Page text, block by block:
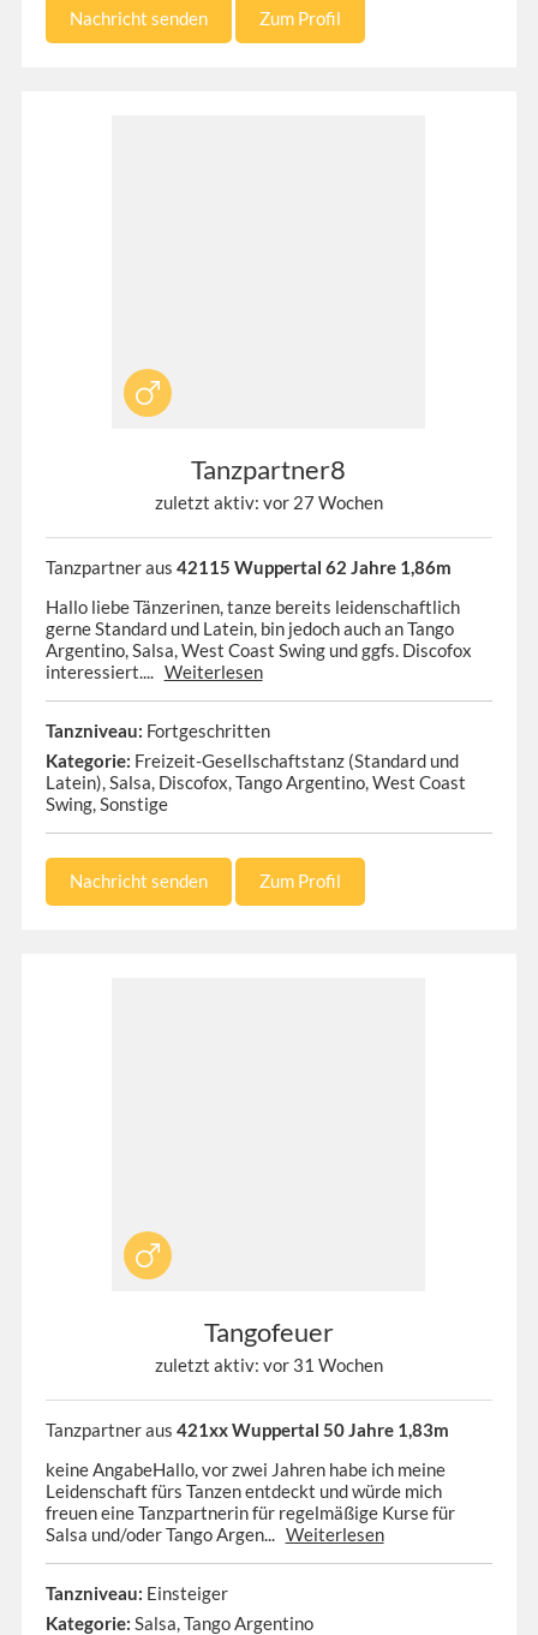
Nachricht senden Zum Profil
Tanzpartner8
zuletzt aktiv: vor 27 Wochen
Tanzpartner aus 42115 Wuppertal 62 Jahre 1,86m
Hallo liebe Tänzerinen, tanze bereits leidenschaftlich
gerne Standard und Latein, bin jedoch auch an Tango
Argentino, Salsa, West Coast Swing und ggfs. Discofox
interessiert.... Weiterlesen
Tanzniveau: Fortgeschritten
Kategorie: Freizeit-Gesellschaftstanz (Standard und
Latein), Salsa, Discofox, Tango Argentino, West Coast
Swing, Sonstige
Nachricht senden Zum Profil
Tangofeuer
zuletzt aktiv: vor 31 Wochen
Tanzpartner aus 421xx Wuppertal 50 Jahre 1,83m
keine AngabeHallo, vor zwei Jahren habe ich meine
Leidenschaft fürs Tanzen entdeckt und würde mich
freuen eine Tanzpartnerin für regelmäßige Kurse für
Salsa und/oder Tango Argen... Weiterlesen
Tanzniveau: Einsteiger
Kategorie: Salsa, Tango Argentino